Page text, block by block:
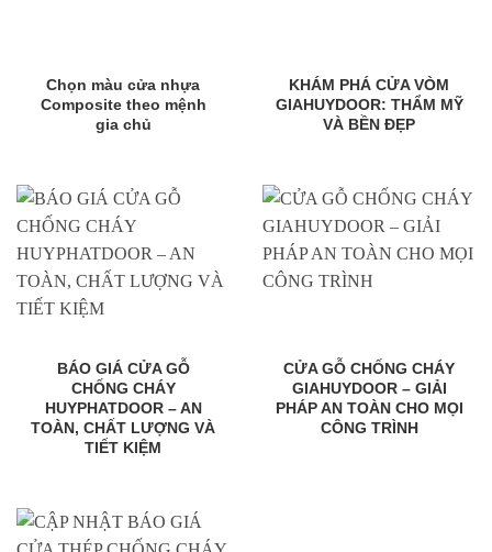
Chọn màu cửa nhựa
Composite theo mệnh
gia chủ
KHÁM PHÁ CỬA VÒM
GIAHUYDOOR: THẨM MỸ
VÀ BỀN ĐẸP
BÁO GIÁ CỬA GỖ
CHỐNG CHÁY
HUYPHATDOOR – AN
TOÀN, CHẤT LƯỢNG VÀ
TIẾT KIỆM
CỬA GỖ CHỐNG CHÁY
GIAHUYDOOR – GIẢI
PHÁP AN TOÀN CHO MỌI
CÔNG TRÌNH